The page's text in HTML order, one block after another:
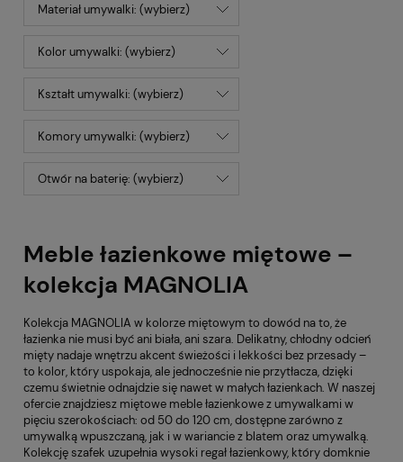
Materiał umywalki: (wybierz)
Kolor umywalki: (wybierz)
Kształt umywalki: (wybierz)
Komory umywalki: (wybierz)
Otwór na baterię: (wybierz)
Meble łazienkowe miętowe –
kolekcja MAGNOLIA
Kolekcja MAGNOLIA w kolorze miętowym to dowód na to, że
łazienka nie musi być ani biała, ani szara. Delikatny, chłodny odcień
mięty nadaje wnętrzu akcent świeżości i lekkości bez przesady –
to kolor, który uspokaja, ale jednocześnie nie przytłacza, dzięki
czemu świetnie odnajdzie się nawet w małych łazienkach. W naszej
ofercie znajdziesz miętowe meble łazienkowe z umywalkami w
pięciu szerokościach: od 50 do 120 cm, dostępne zarówno z
umywalką wpuszczaną, jak i w wariancie z blatem oraz umywalką.
Kolekcję szafek uzupełnia wysoki regał łazienkowy, który domknie